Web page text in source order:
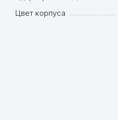
Цвет корпуса